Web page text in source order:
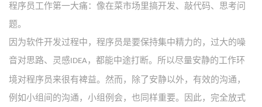
程序员工作第一大痛：像在菜市场里搞开发、敲代码、思考问
题。
因为软件开发过程中，程序员是要保持集中精力的，过大的噪
音对思路、灵感IDEA，都能中途打断。所以尽量安静的工作环
境对程序员来很有裨益。然而，除了安静以外，有效的沟通，
例如小组间的沟通，小组例会，也同样重要。因此，完全放式